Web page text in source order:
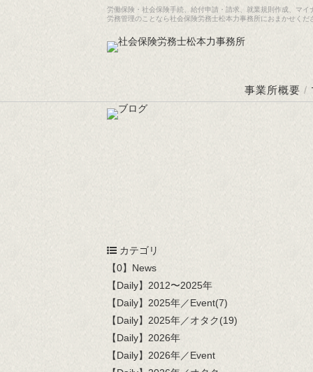
労働保険・社会保険手続、給付申請・請求、就業規則作成、マ
労務管理のことなら社会保険労務士松本力事務所におまかせくだ
事業所概要 /
カテゴリ
【0】News
【Daily】2012〜2025年
【Daily】2025年／Event(7)
【Daily】2025年／オタク(19)
【Daily】2026年
【Daily】2026年／Event